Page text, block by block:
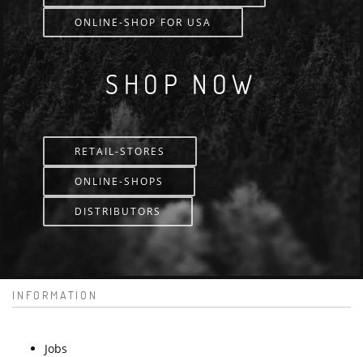
ONLINE-SHOP FOR USA
SHOP NOW
RETAIL-STORES
ONLINE-SHOPS
DISTRIBUTORS
INFORMATION
Jobs